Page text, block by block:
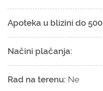
Apoteka u blizini do
Načini plačanja:
Rad na terenu: Ne